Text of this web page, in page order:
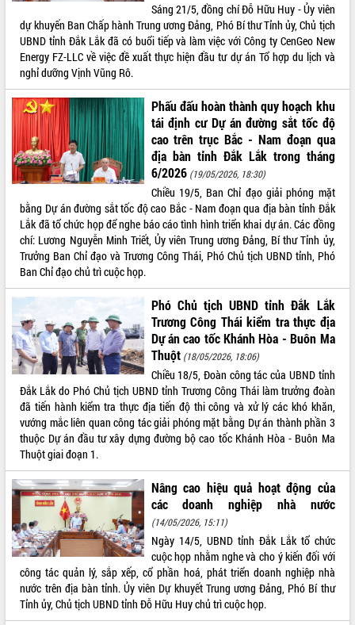
VIDEO
Khám bệnh, cấp phát thuốc miễn phí
và tặng quà người dân xã Cư Pui
Hội nghị UBND tỉnh Đắk Lắk thường kỳ
tháng 7/2026
Lễ truy tặng danh hiệu “Bà Mẹ Việt
Nam Anh hùng” và trao Huân chương
Lao động
UBND tỉnh Đắk Lắk triển khai nhiệm
vụ 6 tháng cuối năm 2026
Kỳ họp thứ Hai, Hội đồng nhân dân
tỉnh khóa XI quyết nghị nhiều nội dung
quan trọng
Bí thư Tỉnh ủy Lương Nguyễn Minh
Triết thăm, tặng quà người có công với
cách mạng
Rà soát, hoàn thiện hệ thống thiết chế
văn hóa, thể thao đáp ứng yêu cầu
ALBUM ẢNH
LIÊN KẾT WEB
Sáng 21/5, đồng chí Đỗ Hữu Huy - Ủy viên
dự khuyến Ban Chấp hành Trung ương Đảng, Phó Bí thư Tỉnh ủy, Chủ tịch
UBND tỉnh Đắk Lắk đã có buổi tiếp và làm việc với Công ty CenGeo New
Energy FZ-LLC về việc đề xuất thực hiện đầu tư dự án Tổ hợp du lịch và
nghỉ dưỡng Vịnh Vũng Rô.
Phấu đấu hoàn thành quy hoạch khu
tái định cư Dự án đường sắt tốc độ
cao trên trục Bắc - Nam đoạn qua
địa bàn tỉnh Đắk Lắk trong tháng
6/2026 (19/05/2026, 18:30)
Chiều 19/5, Ban Chỉ đạo giải phóng mặt
bằng Dự án đường sắt tốc độ cao Bắc - Nam đoạn qua địa bàn tỉnh Đắk
Lắk đã tổ chức họp để nghe báo cáo tình hình triển khai dự án. Các đồng
chí: Lương Nguyễn Minh Triết, Ủy viên Trung ương Đảng, Bí thư Tỉnh ủy,
Trưởng Ban Chỉ đạo và Trương Công Thái, Phó Chủ tịch UBND tỉnh, Phó
Ban Chỉ đạo chủ trì cuộc họp.
Phó Chủ tịch UBND tỉnh Đắk Lắk
Trương Công Thái kiểm tra thực địa
Dự án cao tốc Khánh Hòa - Buôn Ma
Thuột (18/05/2026, 18:06)
Chiều 18/5, Đoàn công tác của UBND tỉnh
Đắk Lắk do Phó Chủ tịch UBND tỉnh Trương Công Thái làm trưởng đoàn
đã tiến hành kiểm tra thực địa tiến độ thi công và xử lý các khó khăn,
vướng mắc liên quan công tác giải phóng mặt bằng Dự án thành phần 3
thuộc Dự án đầu tư xây dựng đường bộ cao tốc Khánh Hòa - Buôn Ma
Thuột giai đoạn 1.
Nâng cao hiệu quả hoạt động của
các doanh nghiệp nhà nước
(14/05/2026, 15:11)
Ngày 14/5, UBND tỉnh Đắk Lắk tổ chức
cuộc họp nhằm nghe và cho ý kiến đối với
công tác quản lý, sắp xếp, cổ phần hoá, phát triển doanh nghiệp nhà
nước trên địa bàn tỉnh. Ủy viên Dự khuyết Trung ương Đảng, Phó Bí thư
Tỉnh ủy, Chủ tịch UBND tỉnh Đỗ Hữu Huy chủ trì cuộc họp.